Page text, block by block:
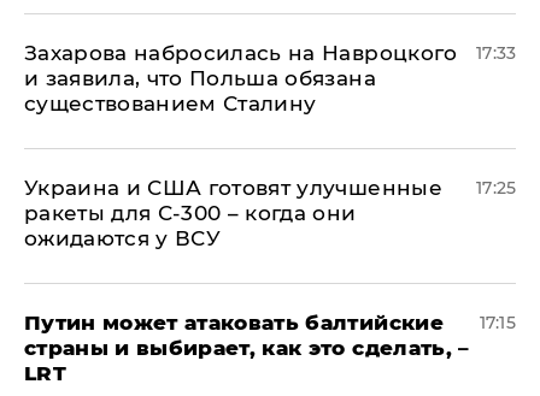
​Захарова набросилась на Навроцкого
и заявила, что Польша обязана
существованием Сталину
17:33
Украина и США готовят улучшенные
ракеты для С-300 – когда они
ожидаются у ВСУ
17:25
Путин может атаковать балтийские
страны и выбирает, как это сделать, –
LRT
17:15